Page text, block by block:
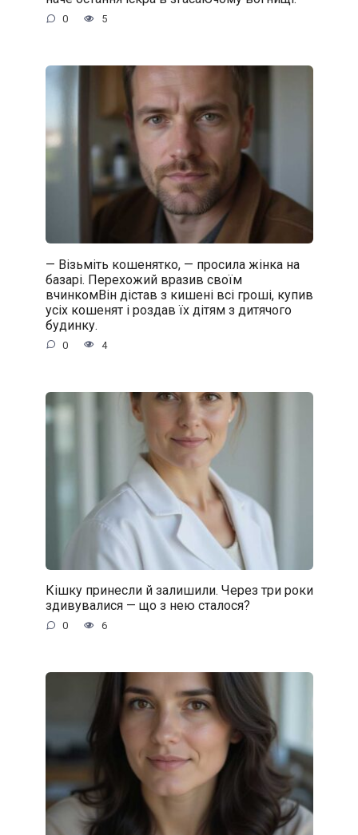
0 5
— Візьміть кошенятко, — просила жінка на
базарі. Перехожий вразив своїм
вчинкомВін дістав з кишені всі гроші, купив
усіх кошенят і роздав їх дітям з дитячого
будинку.
0 4
Кішку принесли й залишили. Через три роки
здивувалися — що з нею сталося?
0 6